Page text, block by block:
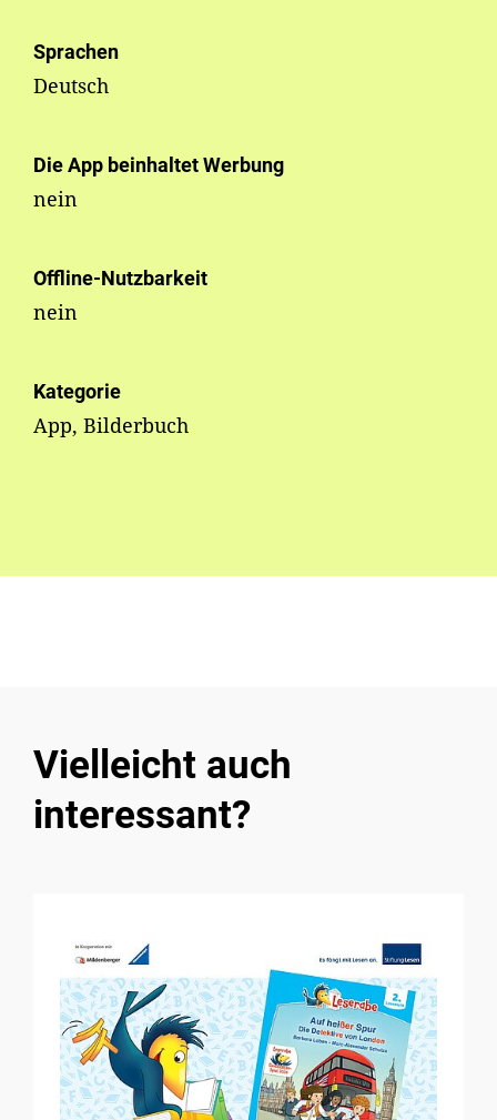
Sprachen
Deutsch
Die App beinhaltet Werbung
nein
Offline-Nutzbarkeit
nein
Kategorie
App, Bilderbuch
Vielleicht auch
interessant?